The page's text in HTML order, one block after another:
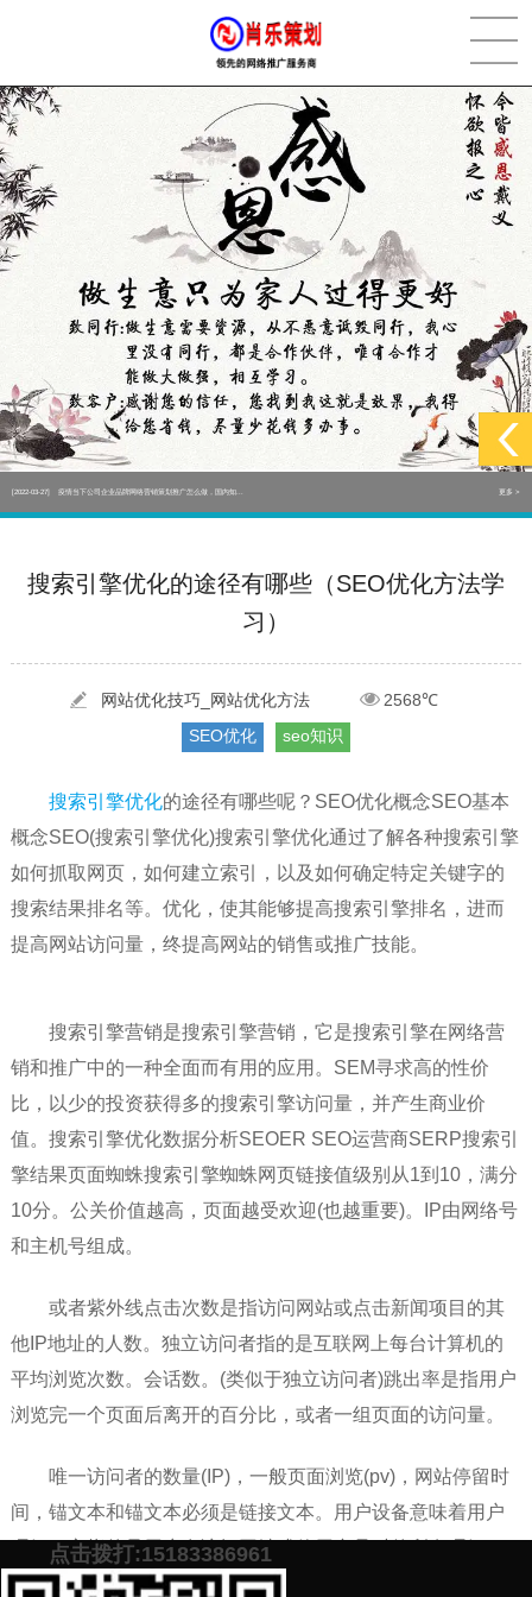
[2022-05-29] 实体门店如何做网络推广吸引客户，实体店网络营销技巧... 更多 >
[2022-05-04] 污水处理设备厂家产品如何做网络推广（污水处理项目网... 更多 >
[2022-03-27] 疫情当下公司企业品牌网络营销策划推广怎么做，国内知... 更多 >
[2022-05-29] 实体门店如何做网络推广吸引客户，实体店网络营销技巧...
搜索引擎优化的途径有哪些（SEO优化方法学
习）
网站优化技巧_网站优化方法
2568℃
SEO优化
seo知识
搜索引擎优化的途径有哪些呢？SEO优化概念SEO基本
概念SEO(搜索引擎优化)搜索引擎优化通过了解各种搜索引擎
如何抓取网页，如何建立索引，以及如何确定特定关键字的
搜索结果排名等。优化，使其能够提高搜索引擎排名，进而
提高网站访问量，终提高网站的销售或推广技能。
搜索引擎营销是搜索引擎营销，它是搜索引擎在网络营
销和推广中的一种全面而有用的应用。SEM寻求高的性价
比，以少的投资获得多的搜索引擎访问量，并产生商业价
值。搜索引擎优化数据分析SEOER SEO运营商SERP搜索引
擎结果页面蜘蛛搜索引擎蜘蛛网页链接值级别从1到10，满分
10分。公关价值越高，页面越受欢迎(也越重要)。IP由网络号
和主机号组成。
或者紫外线点击次数是指访问网站或点击新闻项目的其
他IP地址的人数。独立访问者指的是互联网上每台计算机的
平均浏览次数。会话数。(类似于独立访问者)跳出率是指用户
浏览完一个页面后离开的百分比，或者一组页面的访问量。
唯一访问者的数量(IP)，一般页面浏览(pv)，网站停留时
间，锚文本和锚文本必须是链接文本。用户设备意味着用户
理解。它指的是用户在访问网站或使用产品时的所有理解。
他们的形象和感觉，他们是否成功，他们是否喜欢它，他们
点击拨打:15183386961